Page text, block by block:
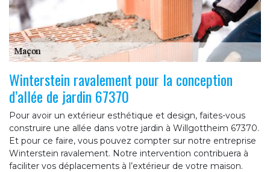
Winterstein ravalement pour la conception
d’allée de jardin 67370
Pour avoir un extérieur esthétique et design, faites-vous
construire une allée dans votre jardin à Willgottheim 67370.
Et pour ce faire, vous pouvez compter sur notre entreprise
Winterstein ravalement. Notre intervention contribuera à
faciliter vos déplacements à l’extérieur de votre maison.